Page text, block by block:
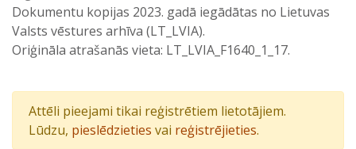
Dokumentu kopijas 2023. gadā iegādātas no Lietuvas
Valsts vēstures arhīva (LT_LVIA).
Oriģināla atrašanās vieta: LT_LVIA_F1640_1_17.
Attēli pieejami tikai reģistrētiem lietotājiem.
Lūdzu, pieslēdzieties vai reģistrējieties.